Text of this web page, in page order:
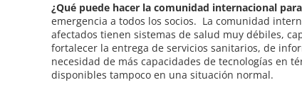
¿Qué puede hacer la comunidad internacional
emergencia a todos los socios. La comunidad
afectados tienen sistemas de salud muy débiles,
fortalecer la entrega de servicios sanitarios, de
necesidad de más capacidades de tecnologías en
disponibles tampoco en una situación normal.